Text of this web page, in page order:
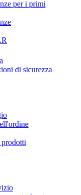
per i primi
di sicurezza